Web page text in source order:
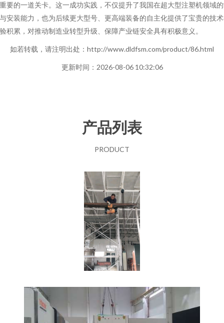
要的一道关卡。这一成功实践，不仅提升了我国在超大型注塑机领域
安装能力，也为后续更大型号、更高端装备的自主化提供了宝贵的技
积累，对推动制造业转型升级、保障产业链安全具有积极意义。
如若转载，请注明出处：http://www.dldfsm.com/product/86.html
更新时间：2026-08-06 10:32:06
产品列表
PRODUCT